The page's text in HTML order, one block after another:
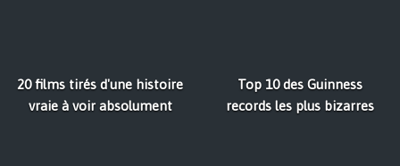
20 films tirés d'une histoire
vraie à voir absolument
Top 10 des Guinness
records les plus bizarres